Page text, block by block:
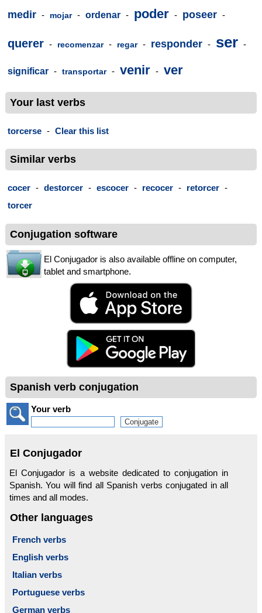
medir - mojar - ordenar - poder - poseer -
querer - recomenzar - regar - responder - ser -
significar - transportar - venir - ver
Your last verbs
torcerse - Clear this list
Similar verbs
cocer - destorcer - escocer - recocer - retorcer -
torcer
Conjugation software
El Conjugador is also available offline on computer,
tablet and smartphone.
Spanish verb conjugation
Your verb
El Conjugador
El Conjugador is a website dedicated to conjugation in
Spanish. You will find all Spanish verbs conjugated in all
times and all modes.
Other languages
French verbs
English verbs
Italian verbs
Portuguese verbs
German verbs